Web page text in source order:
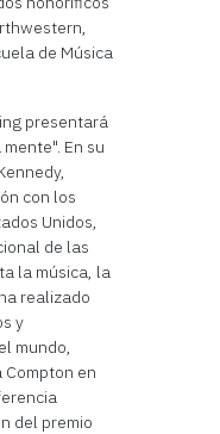
de Música
presentará
En su
con los
Unidos,
de las
la música, la
realizado
y
mundo,
en
del premio